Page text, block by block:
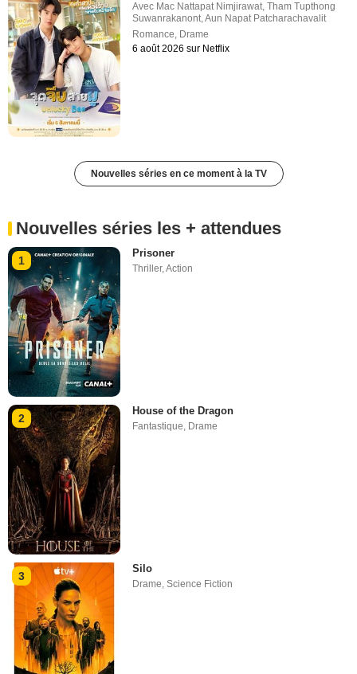
Avec Mac Nattapat Nimjirawat,Tham Tupthong
Suwanrakanont,Aun Napat Patcharachavalit
Romance, Drame
6 août 2026 sur Netflix
Nouvelles séries en ce moment à la TV
Nouvelles séries les + attendues
1
Prisoner
Thriller,Action
2
House of the Dragon
Fantastique, Drame
3
Silo
Drame,Science Fiction